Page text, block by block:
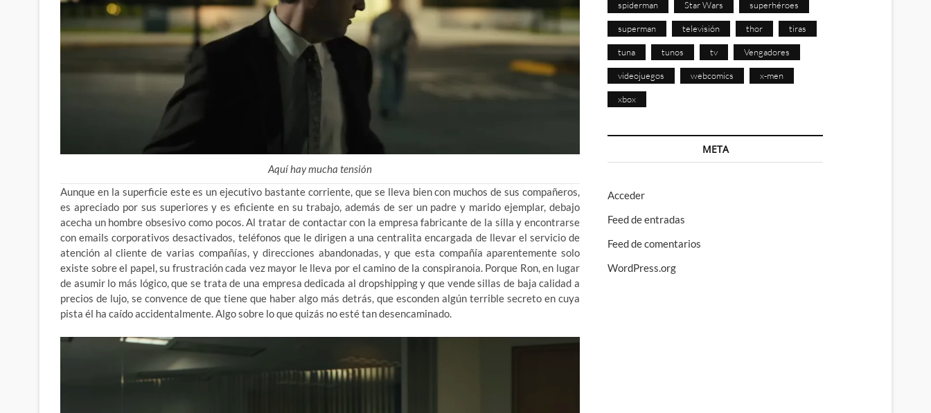
Aquí hay mucha tensión
Aunque en la superficie este es un ejecutivo bastante corriente, que se lleva bien con muchos de sus compañeros,
es apreciado por sus superiores y es eficiente en su trabajo, además de ser un padre y marido ejemplar, debajo
acecha un hombre obsesivo como pocos. Al tratar de contactar con la empresa fabricante de la silla y encontrarse
con emails corporativos desactivados, teléfonos que le dirigen a una centralita encargada de llevar el servicio de
atención al cliente de varias compañías, y direcciones abandonadas, y que esta compañía aparentemente solo
existe sobre el papel, su frustración cada vez mayor le lleva por el camino de la conspiranoia. Porque Ron, en lugar
de asumir lo más lógico, que se trata de una empresa dedicada al dropshipping y que vende sillas de baja calidad a
precios de lujo, se convence de que tiene que haber algo más detrás, que esconden algún terrible secreto en cuya
pista él ha caído accidentalmente. Algo sobre lo que quizás no esté tan desencaminado.
spiderman Star Wars superhéroes
superman televisión thor tiras
tuna tunos tv Vengadores
videojuegos webcomics x-men
xbox
META
Acceder
Feed de entradas
Feed de comentarios
WordPress.org